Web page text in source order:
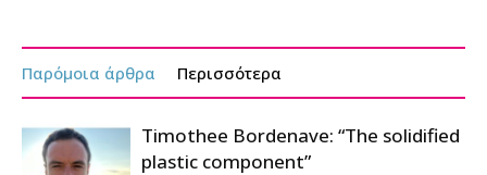
Παρόμοια άρθρα Περισσότερα
Timothee Bordenave: “The solidified
plastic component”